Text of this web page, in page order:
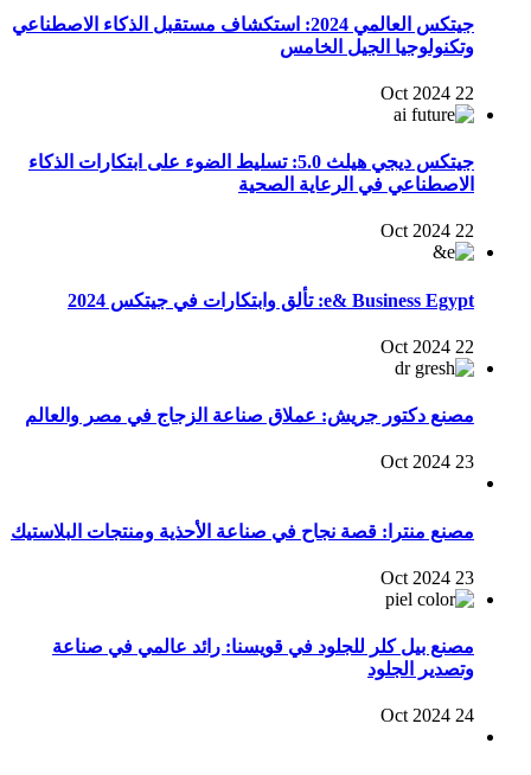
جيتكس العالمي 2024: استكشاف مستقبل الذكاء الاصطناعي
وتكنولوجيا الجيل الخامس
22 Oct 2024
جيتكس ديجي هيلث 5.0: تسليط الضوء على ابتكارات الذكاء
الاصطناعي في الرعاية الصحية
22 Oct 2024
e& Business Egypt: تألق وابتكارات في جيتكس 2024
22 Oct 2024
مصنع دكتور جريش: عملاق صناعة الزجاج في مصر والعالم
23 Oct 2024
مصنع منترا: قصة نجاح في صناعة الأحذية ومنتجات البلاستيك
23 Oct 2024
مصنع بيل كلر للجلود في قويسنا: رائد عالمي في صناعة
وتصدير الجلود
24 Oct 2024